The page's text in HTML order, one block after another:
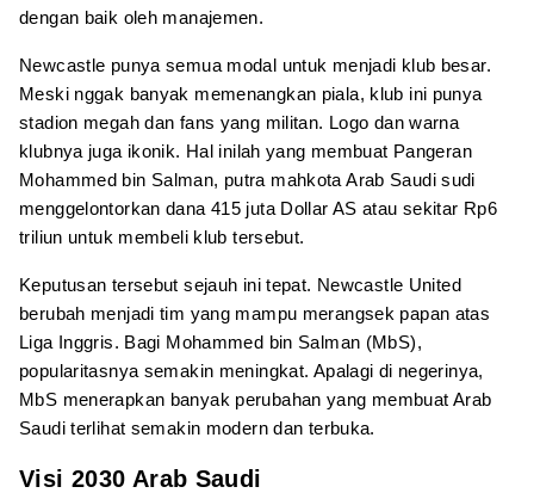
dengan baik oleh manajemen.
Newcastle punya semua modal untuk menjadi klub besar.
Meski nggak banyak memenangkan piala, klub ini punya
stadion megah dan fans yang militan. Logo dan warna
klubnya juga ikonik. Hal inilah yang membuat Pangeran
Mohammed bin Salman, putra mahkota Arab Saudi sudi
menggelontorkan dana 415 juta Dollar AS atau sekitar Rp6
triliun untuk membeli klub tersebut.
Keputusan tersebut sejauh ini tepat. Newcastle United
berubah menjadi tim yang mampu merangsek papan atas
Liga Inggris. Bagi Mohammed bin Salman (MbS),
popularitasnya semakin meningkat. Apalagi di negerinya,
MbS menerapkan banyak perubahan yang membuat Arab
Saudi terlihat semakin modern dan terbuka.
Visi 2030 Arab Saudi